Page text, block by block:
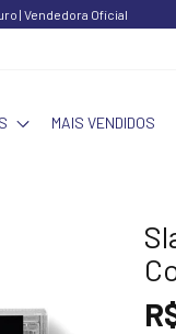
| Vendedora Oficial
MAIS VENDIDOS